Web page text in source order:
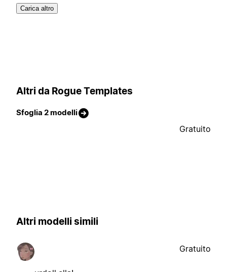
Carica altro
Altri da Rogue Templates
Sfoglia 2 modelli
Gratuito
Altri modelli simili
Gratuito